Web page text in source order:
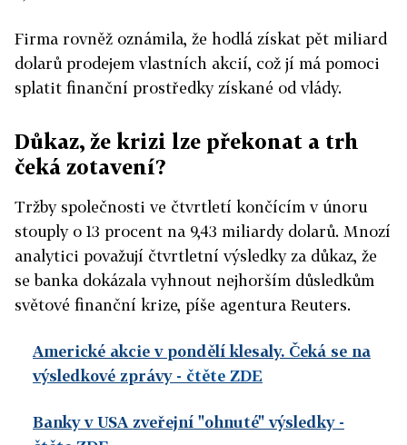
Firma rovněž oznámila, že hodlá získat pět miliard
dolarů prodejem vlastních akcií, což jí má pomoci
splatit finanční prostředky získané od vlády.
Důkaz, že krizi lze překonat a trh
čeká zotavení?
Tržby společnosti ve čtvrtletí končícím v únoru
stouply o 13 procent na 9,43 miliardy dolarů. Mnozí
analytici považují čtvrtletní výsledky za důkaz, že
se banka dokázala vyhnout nejhorším důsledkům
světové finanční krize, píše agentura Reuters.
Americké akcie v pondělí klesaly. Čeká se na
výsledkové zprávy- čtěte ZDE
Banky v USA zveřejní "ohnuté" výsledky-